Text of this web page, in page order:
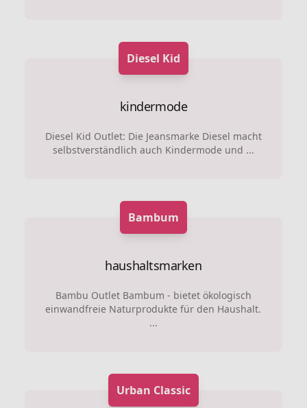
Diesel Kid
kindermode
Diesel Kid Outlet: Die Jeansmarke Diesel macht
selbstverständlich auch Kindermode und ...
Bambum
haushaltsmarken
Bambu Outlet Bambum - bietet ökologisch
einwandfreie Naturprodukte für den Haushalt.
...
Urban Classic